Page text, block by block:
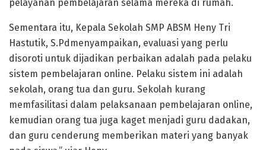
pelayanan pembelajaran selama mereka di rumah.
Sementara itu, Kepala Sekolah SMP ABSM Heny Tri
Hastutik, S.Pdmenyampaikan, evaluasi yang perlu
disoroti untuk dijadikan perbaikan adalah pada pelaku
sistem pembelajaran online. Pelaku sistem ini adalah
sekolah, orang tua dan guru. Sekolah kurang
memfasilitasi dalam pelaksanaan pembelajaran online,
kemudian orang tua juga kaget menjadi guru dadakan,
dan guru cenderung memberikan materi yang banyak